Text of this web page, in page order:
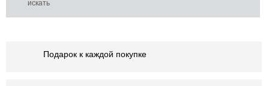
Подарок к каждой покупке